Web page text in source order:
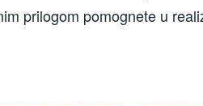
prilogom pomognete u